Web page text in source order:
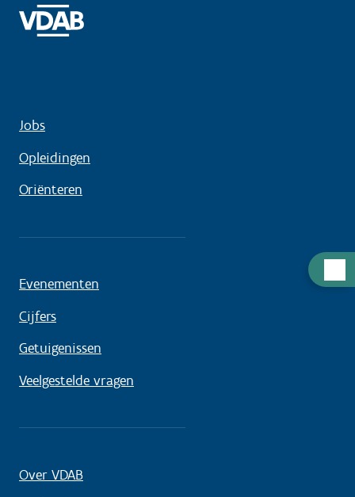
Jobs
Opleidingen
Oriënteren
Evenementen
Cijfers
Getuigenissen
Veelgestelde vragen
Over VDAB